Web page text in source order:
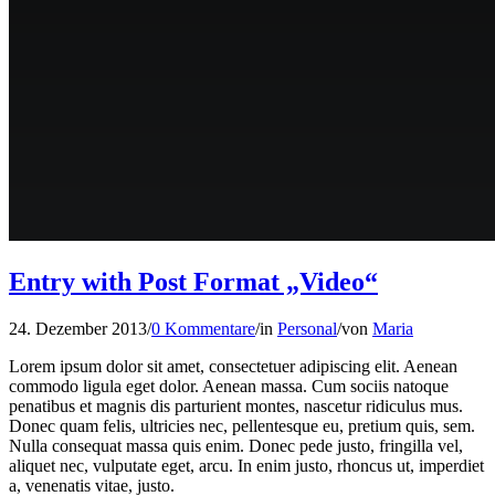
Entry with Post Format „Video“
24. Dezember 2013/0 Kommentare/in Personal/von Maria
Lorem ipsum dolor sit amet, consectetuer adipiscing elit. Aenean
commodo ligula eget dolor. Aenean massa. Cum sociis natoque
penatibus et magnis dis parturient montes, nascetur ridiculus mus.
Donec quam felis, ultricies nec, pellentesque eu, pretium quis, sem.
Nulla consequat massa quis enim. Donec pede justo, fringilla vel,
aliquet nec, vulputate eget, arcu. In enim justo, rhoncus ut, imperdiet
a, venenatis vitae, justo.